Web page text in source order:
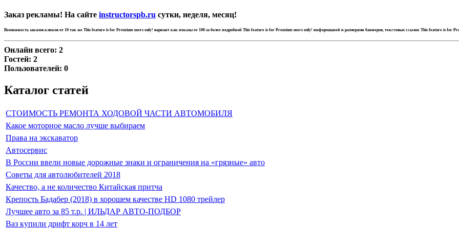
Заказ рекламы! На сайте instructorspb.ru сутки, неделя, месяц!
Возможность заказов кликов от 10 так же This feature is for Premium users only! вариант как показы от 100 за более подробной This feature is for Premium users only! информацией и размерами баннеров, текстовых ссылок This feature is for
Онлайн всего: 2
Гостей: 2
Пользователей: 0
Каталог статей
СТОИМОСТЬ РЕМОНТА ХОДОВОЙ ЧАСТИ АВТОМОБИЛЯ
Какое моторное масло лучше выбираем
Права на экскаватор
Автосервис
В России ввели новые дорожные знаки и ограничения на «грязные» авто
Советы для автолюбителей 2018
Качество, а не количество Китайская притча
Крепость Бадабер (2018) в хорошем качестве HD 1080 трейлер
Лучшее авто за 85 т.р. | ИЛЬДАР АВТО-ПОДБОР
Ваз купили дрифт корч в 14 лет